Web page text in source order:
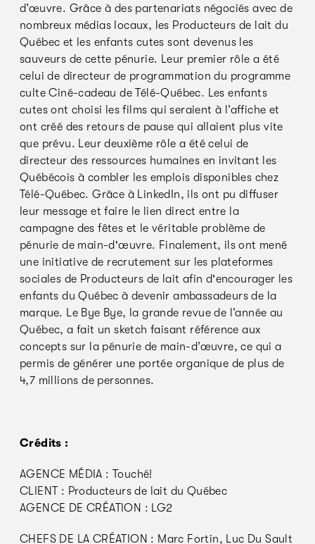
d’œuvre. Grâce à des partenariats négociés avec de
nombreux médias locaux, les Producteurs de lait du
Québec et les enfants cutes sont devenus les
sauveurs de cette pénurie. Leur premier rôle a été
celui de directeur de programmation du programme
culte Ciné-cadeau de Télé-Québec. Les enfants
cutes ont choisi les films qui seraient à l’affiche et
ont créé des retours de pause qui allaient plus vite
que prévu. Leur deuxième rôle a été celui de
directeur des ressources humaines en invitant les
Québécois à combler les emplois disponibles chez
Télé-Québec. Grâce à LinkedIn, ils ont pu diffuser
leur message et faire le lien direct entre la
campagne des fêtes et le véritable problème de
pénurie de main-d'œuvre. Finalement, ils ont mené
une initiative de recrutement sur les plateformes
sociales de Producteurs de lait afin d'encourager les
enfants du Québec à devenir ambassadeurs de la
marque. Le Bye Bye, la grande revue de l’année au
Québec, a fait un sketch faisant référence aux
concepts sur la pénurie de main-d’œuvre, ce qui a
permis de générer une portée organique de plus de
4,7 millions de personnes.
Crédits :
AGENCE MÉDIA : Touché!
CLIENT : Producteurs de lait du Québec
AGENCE DE CRÉATION : LG2
CHEFS DE LA CRÉATION : Marc Fortin, Luc Du Sault